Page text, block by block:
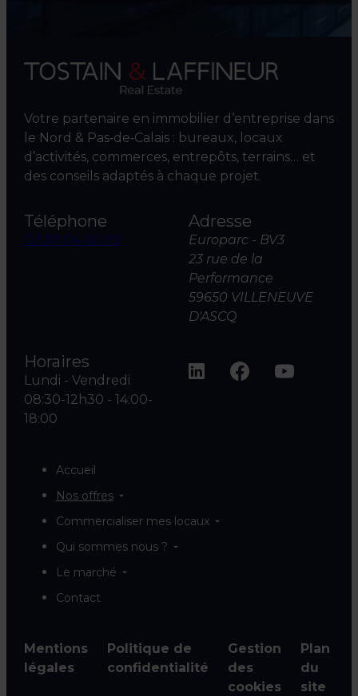
Votre partenaire en immobilier d’entreprise dans
le Nord & Pas‑de‑Calais : bureaux, locaux
d’activités, commerces, entrepôts, terrains… et
des conseils adaptés à chaque projet.
Téléphone
03 20 04 06 00
Adresse
Europarc - BV3
23 rue de la
Performance
59650 VILLENEUVE
D'ASCQ
Horaires
Lundi - Vendredi
08:30-12h30 - 14:00-
18:00
Accueil
Nos offres
Commercialiser mes locaux
Qui sommes nous ?
Le marché
Contact
Mentions
légales
Politique de
confidentialité
Gestion
des
cookies
Plan
du
site